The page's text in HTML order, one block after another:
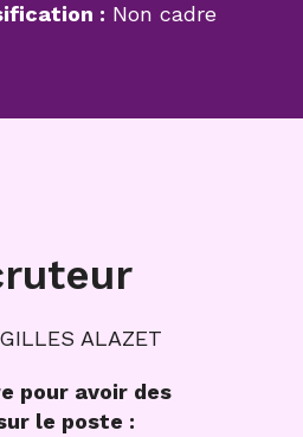
: Non cadre
GILLES ALAZET
pour avoir des
le poste :